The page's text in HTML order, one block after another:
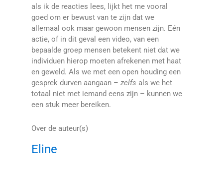
als ik de reacties lees, lijkt het me vooral
goed om er bewust van te zijn dat we
allemaal ook maar gewoon mensen zijn. Eén
actie, of in dit geval een video, van een
bepaalde groep mensen betekent niet dat we
individuen hierop moeten afrekenen met haat
en geweld. Als we met een open houding een
gesprek durven aangaan – zelfs als we het
totaal niet met iemand eens zijn – kunnen we
een stuk meer bereiken.
Over de auteur(s)
Eline